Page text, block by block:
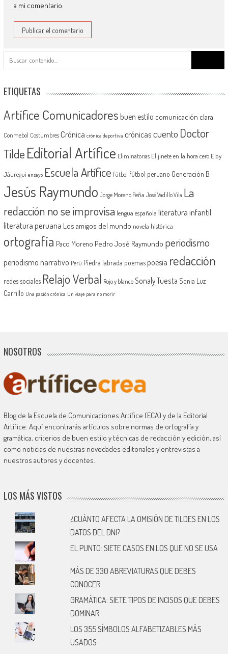
a mi comentario.
ETIQUETAS
Artífice Comunicadores buen estilo comunicación clara
Conmebol Costumbres Crónica crónica deportiva crónicascuento Doctor
Tilde Editorial Artífice Eliminatorias El jinete en la hora cero Eloy
Jáuregui ensayo Escuela Artífice fútbol fútbol peruano Generación B
Jesús Raymundo Jorge Moreno Peña José Vadillo Vila La
redacción no se improvisa lengua española literatura infantil
literatura peruana Los amigos del mundo novela histórica
ortografía Paco Moreno Pedro José Raymundo periodismo
periodismo narrativo Perú Piedra labrada poemas poesía redacción
redes sociales Relajo Verbal Rojo y blanco Sonaly Tuesta Sonia Luz
Carrillo Una pasión crónica Un viaje para no morir
NOSOTROS
Blog de la Escuela de Comunicaciones Artífice (ECA) y de la Editorial
Artífice. Aquí encontrarás artículos sobre normas de ortografía y
gramática, criterios de buen estilo y técnicas de redacción y edición, así
como noticias de nuestras novedades editoriales y entrevistas a
nuestros autores y docentes.
LOS MÁS VISTOS
¿CUÁNTO AFECTA LA OMISIÓN DE TILDES EN LOS
DATOS DEL DNI?
EL PUNTO: SIETE CASOS EN LOS QUE NO SE USA
MÁS DE 330 ABREVIATURAS QUE DEBES
CONOCER
GRAMÁTICA: SIETE TIPOS DE INCISOS QUE DEBES
DOMINAR
LOS 355 SÍMBOLOS ALFABETIZABLES MÁS
USADOS